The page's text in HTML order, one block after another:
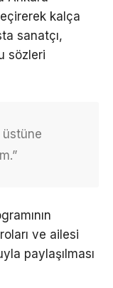
kalça
sanatçı,
sözleri
üstüne
ve ailesi
paylaşılması